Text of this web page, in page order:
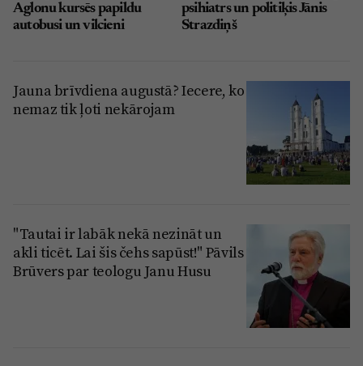
Aglonu kursēs papildu
autobusi un vilcieni
psihiatrs un politiķis Jānis
Strazdiņš
Jauna brīvdiena augustā? Iecere, ko
nemaz tik ļoti nekārojam
"Tautai ir labāk nekā nezināt un
akli ticēt. Lai šis čehs sapūst!" Pāvils
Brūvers par teologu Janu Husu